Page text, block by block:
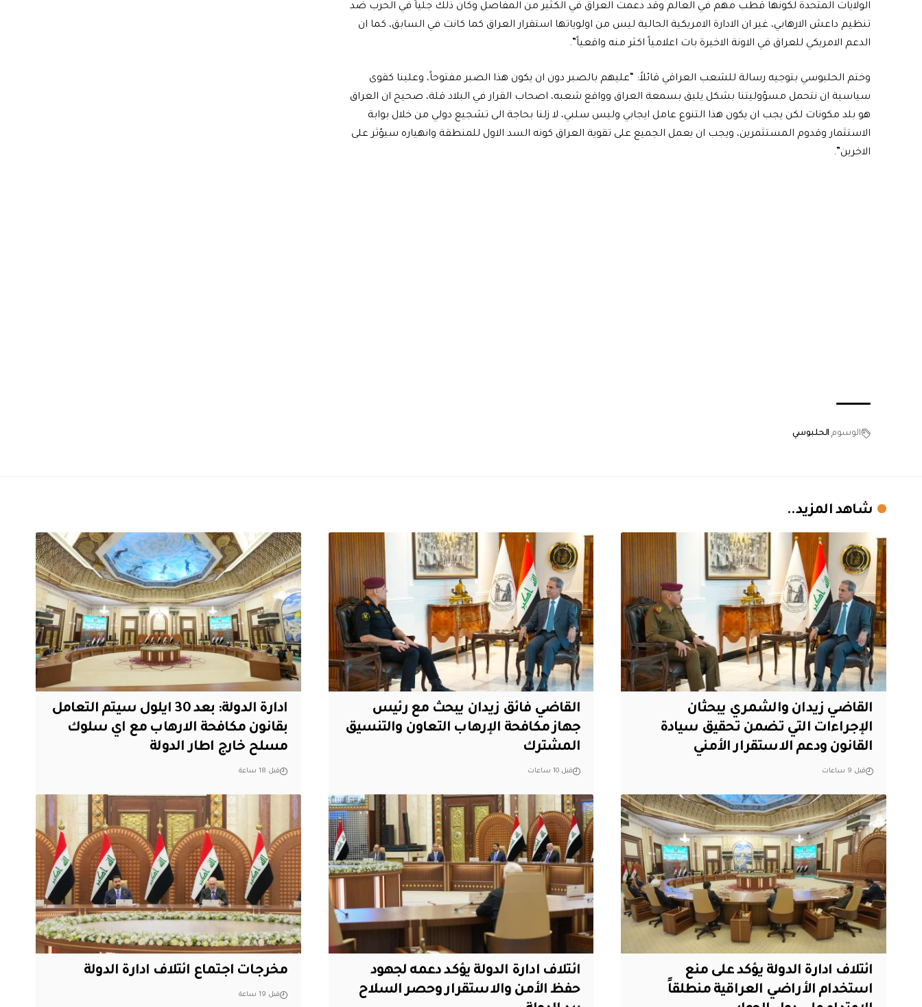
الولايات المتحدة لكونها قطب مهم في العالم وقد دعمت العراق في الكثير من المفاصل وكان ذلك جلياً في الحرب ضد
تنظيم داعش الارهابي، غير ان الادارة الامريكية الحالية ليس من اولوياتها استقرار العراق كما كانت في السابق، كما ان
الدعم الامريكي للعراق في الاونة الاخيرة بات اعلامياً اكثر منه واقعياً”.
وختم الحلبوسي بتوجيه رسالة للشعب العراقي قائلاً: “عليهم بالصبر دون ان يكون هذا الصبر مفتوحاً، وعلينا كقوى
سياسية ان نتحمل مسؤوليتنا بشكل يليق بسمعة العراق وواقع شعبه، اصحاب القرار في البلاد قلة، صحيح ان العراق
هو بلد مكونات لكن يجب ان يكون هذا التنوع عامل ايجابي وليس سلبي، لا زلنا بحاجة الى تشجيع دولي من خلال بوابة
الاستثمار وقدوم المستثمرين، ويجب ان يعمل الجميع على تقوية العراق كونه السد الاول للمنطقة وانهياره سيؤثر على
الاخرين”.
الوسوم الحلبوسي
شاهد المزيد..
القاضي زيدان والشمري يبحثان
الإجراءات التي تضمن تحقيق سيادة
القانون ودعم الاستقرار الأمني
قبل 9 ساعات
القاضي فائق زيدان يبحث مع رئيس
جهاز مكافحة الإرهاب التعاون والتنسيق
المشترك
قبل 10 ساعات
ادارة الدولة: بعد 30 ايلول سيتم التعامل
بقانون مكافحة الارهاب مع اي سلوك
مسلح خارج اطار الدولة
قبل 18 ساعة
ائتلاف ادارة الدولة يؤكد على منع
استخدام الأراضي العراقية منطلقاً
ائتلاف ادارة الدولة يؤكد دعمه لجهود
حفظ الأمن والاستقرار وحصر السلاح
مخرجات اجتماع ائتلاف ادارة الدولة
قبل 19 ساعة